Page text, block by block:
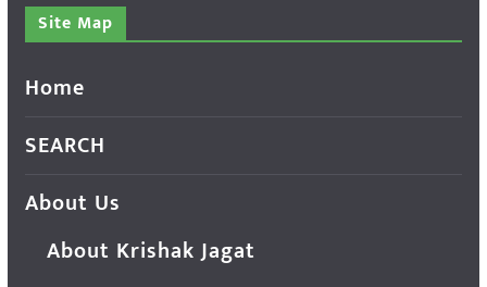
Site Map
Home
SEARCH
About Us
About Krishak Jagat